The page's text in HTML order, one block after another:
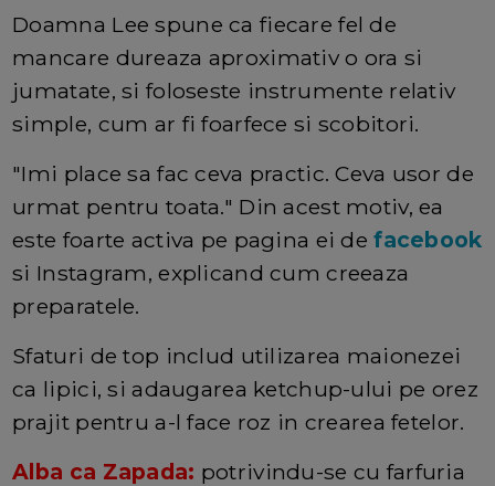
Doamna Lee spune ca fiecare fel de
mancare dureaza aproximativ o ora si
jumatate, si foloseste instrumente relativ
simple, cum ar fi foarfece si scobitori.
"Imi place sa fac ceva practic. Ceva usor de
urmat pentru toata." Din acest motiv, ea
este foarte activa pe pagina ei defacebook
si Instagram, explicand cum creeaza
preparatele.
Sfaturi de top includ utilizarea maionezei
ca lipici, si adaugarea ketchup-ului pe orez
prajit pentru a-l face roz in crearea fetelor.
Alba ca Zapada: potrivindu-se cu farfuria